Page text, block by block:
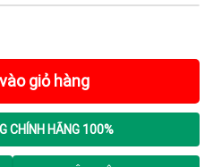
22kw ) số lượng
giỏ hàng
CHÍNH HÃNG 100%